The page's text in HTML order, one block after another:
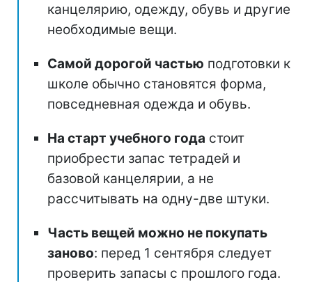
канцелярию, одежду, обувь и другие
необходимые вещи.
Самой дорогой частью подготовки к
школе обычно становятся форма,
повседневная одежда и обувь.
На старт учебного года стоит
приобрести запас тетрадей и
базовой канцелярии, а не
рассчитывать на одну-две штуки.
Часть вещей можно не покупать
заново: перед 1 сентября следует
проверить запасы с прошлого года.